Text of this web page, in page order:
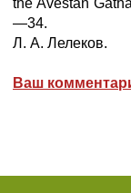
the Avestan
—34.
Л. А. Лелеков.
Ваш